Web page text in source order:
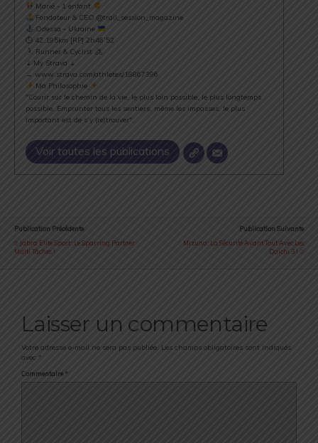
Marié - 1 enfant
Fondateur & CEO @trail_session_magazine
Odessa - Ukraine
⏱ 42.195km [RP] 2h46’52
Runner & Cyclist
⇣ My Strava ⇣
→ www.strava.com/athletes/18867396
Ma Philosophie
"Courir sur le chemin de la vie, le plus loin possible, le plus longtemps
possible. Emprunter tous les sentiers, même les impasses, le plus
important est de s’y (re)trouver".
Voir toutes les publications
Publication Précédente
Jabra Elite Sport : Le Sparring Partner
Multi Tâches !
Publication Suivante
Mizuno : La Sécurité Avant Tout Avec Les
Daichi 3 !
Laisser un commentaire
Votre adresse e-mail ne sera pas publiée. Les champs obligatoires sont indiqués
avec *
Commentaire *